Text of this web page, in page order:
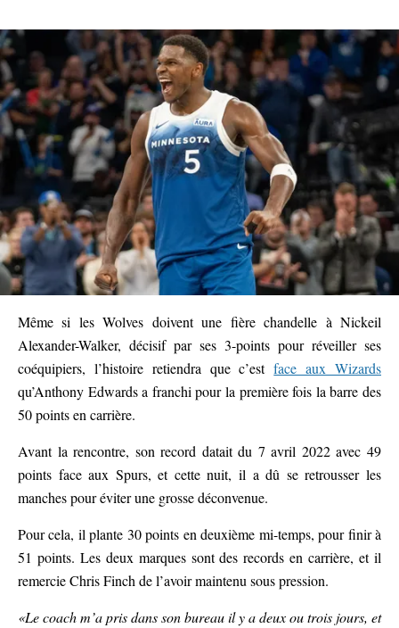
Même si les Wolves doivent une fière chandelle à Nickeil
Alexander-Walker, décisif par ses 3-points pour réveiller ses
coéquipiers, l’histoire retiendra que c’estface aux Wizards
qu’Anthony Edwards a franchi pour la première fois la barre des
50 points en carrière.
Avant la rencontre, son record datait du 7 avril 2022 avec 49
points face aux Spurs, et cette nuit, il a dû se retrousser les
manches pour éviter une grosse déconvenue.
Pour cela, il plante 30 points en deuxième mi-temps, pour finir à
51 points. Les deux marques sont des records en carrière, et il
remercie Chris Finch de l’avoir maintenu sous pression.
«Le coach m’a pris dans son bureau il y a deux ou trois jours, et